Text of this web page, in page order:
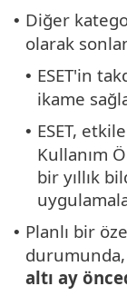
• Diğer
olarak
• ESET'in
ikame
• ESET,
Kullanım
bir yıllık
• Planlı bir
durumunda,
altı ay